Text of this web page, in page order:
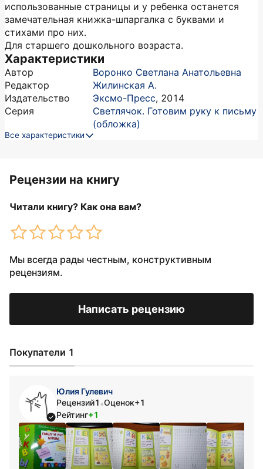
использованные страницы и у ребенка останется
замечательная книжка-шпаргалка с буквами и
стихами про них.
Для старшего дошкольного возраста.
Характеристики
Автор
Воронко Светлана Анатольевна
Редактор
Жилинская А.
Издательство
Эксмо-Пресс, 2014
Серия
Светлячок. Готовим руку к письму
(обложка)
Все характеристики
Рецензии на книгу
Читали книгу? Как она вам?
Мы всегда рады честным, конструктивным
рецензиям.
Написать рецензию
Покупатели 1
Юлия Гулевич
Рецензий1 •Оценок+1
Рейтинг+1